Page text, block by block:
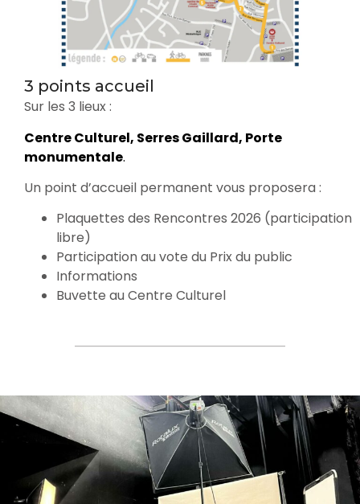
3 points accueil
Sur les 3 lieux :
Centre Culturel, Serres Gaillard, Porte
monumentale.
Un point d’accueil permanent vous proposera :
Plaquettes des Rencontres 2026 (participation
libre)
Participation au vote du Prix du public
Informations
Buvette au Centre Culturel